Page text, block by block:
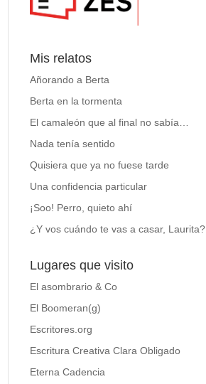
Mis relatos
Añorando a Berta
Berta en la tormenta
El camaleón que al final no sabía…
Nada tenía sentido
Quisiera que ya no fuese tarde
Una confidencia particular
¡Soo! Perro, quieto ahí
¿Y vos cuándo te vas a casar, Laurita?
Lugares que visito
El asombrario & Co
El Boomeran(g)
Escritores.org
Escritura Creativa Clara Obligado
Eterna Cadencia